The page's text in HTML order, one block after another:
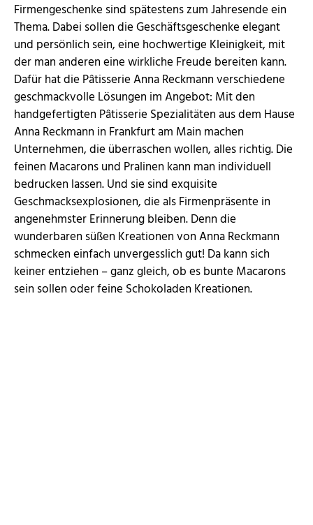
Firmengeschenke sind spätestens zum Jahresende ein
Thema. Dabei sollen die Geschäftsgeschenke elegant
und persönlich sein, eine hochwertige Kleinigkeit, mit
der man anderen eine wirkliche Freude bereiten kann.
Dafür hat die Pâtisserie Anna Reckmann verschiedene
geschmackvolle Lösungen im Angebot: Mit den
handgefertigten Pâtisserie Spezialitäten aus dem Hause
Anna Reckmann in Frankfurt am Main machen
Unternehmen, die überraschen wollen, alles richtig. Die
feinen Macarons und Pralinen kann man individuell
bedrucken lassen. Und sie sind exquisite
Geschmacksexplosionen, die als Firmenpräsente in
angenehmster Erinnerung bleiben. Denn die
wunderbaren süßen Kreationen von Anna Reckmann
schmecken einfach unvergesslich gut! Da kann sich
keiner entziehen – ganz gleich, ob es bunte Macarons
sein sollen oder feine Schokoladen Kreationen.